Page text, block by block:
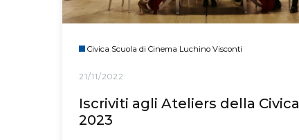
Civica Scuola di Cinema Luchino Visconti
21/11/2022
Iscriviti agli Ateliers della Civica
2023